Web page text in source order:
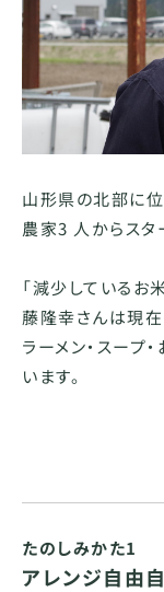
山形県の北部に
農家3 人からスタ
「減少しているお
藤隆幸さんは現在
ラーメン・スープ
います。
たのしみかた1
アレンジ自由